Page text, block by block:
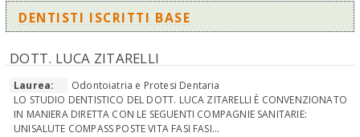
DENTISTI ISCRITTI BASE
DOTT. LUCA ZITARELLI
Laurea:
Odontoiatria e Protesi Dentaria
LO STUDIO DENTISTICO DEL DOTT. LUCA ZITARELLI È CONVENZIONATO
IN MANIERA DIRETTA CON LE SEGUENTI COMPAGNIE SANITARIE:
UNISALUTE COMPASS POSTE VITA FASI FASI...